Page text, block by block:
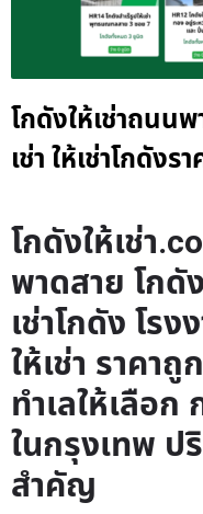
โกดังให้เช่าถนนพ
เช่า ให้เช่าโกดังร
โกดังให้เช่า
พาดสาย โกดั
เช่าโกดัง โร
ให้เช่า ราคา
ทำเลให้เลือก
ในกรุงเทพ
สำคัญ